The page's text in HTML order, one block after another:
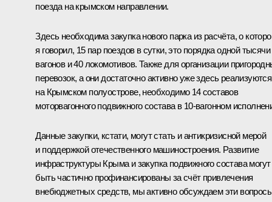
поезда на крымском направлении.
Здесь необходима закупка нового парка из расчёта, о
я говорил, 15 пар поездов в сутки, это порядка одной тысячи
вагонов и 40 локомотивов. Также для организации
перевозок, а они достаточно активно уже здесь
на Крымском полуострове, необходимо 14 составов
моторвагонного подвижного состава в 10-вагонном
Данные закупки, кстати, могут стать и антикризисной мерой
и поддержкой отечественного машиностроения. Развитие
инфраструктуры Крыма и закупка подвижного состава могут
быть частично профинансированы за счёт привлечения
внебюджетных средств, мы активно обсуждаем эти